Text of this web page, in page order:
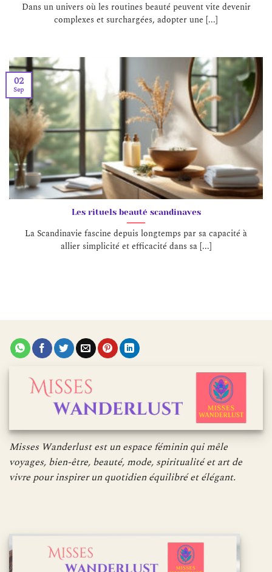
Dans un univers où les routines beauté peuvent vite devenir
complexes et surchargées, adopter une [...]
Les rituels beauté scandinaves
La Scandinavie fascine depuis longtemps par sa capacité à
allier simplicité et efficacité dans sa [...]
02
Sep
Misses Wanderlust est un espace féminin qui mêle
voyages, bien-être, beauté, mode, spiritualité et art de
vivre pour inspirer un quotidien équilibré et élégant.